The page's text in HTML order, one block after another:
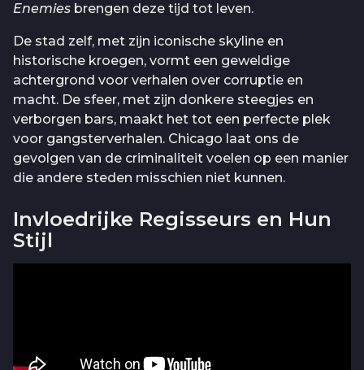
Enemies brengen deze tijd tot leven.
De stad zelf, met zijn iconische skyline en
historische kroegen, vormt een geweldige
achtergrond voor verhalen over corruptie en
macht. De sfeer, met zijn donkere steegjes en
verborgen bars, maakt het tot een perfecte plek
voor gangsterverhalen. Chicago laat ons de
gevolgen van de criminaliteit voelen op een manier
die andere steden misschien niet kunnen.
Invloedrijke Regisseurs en Hun
Stijl